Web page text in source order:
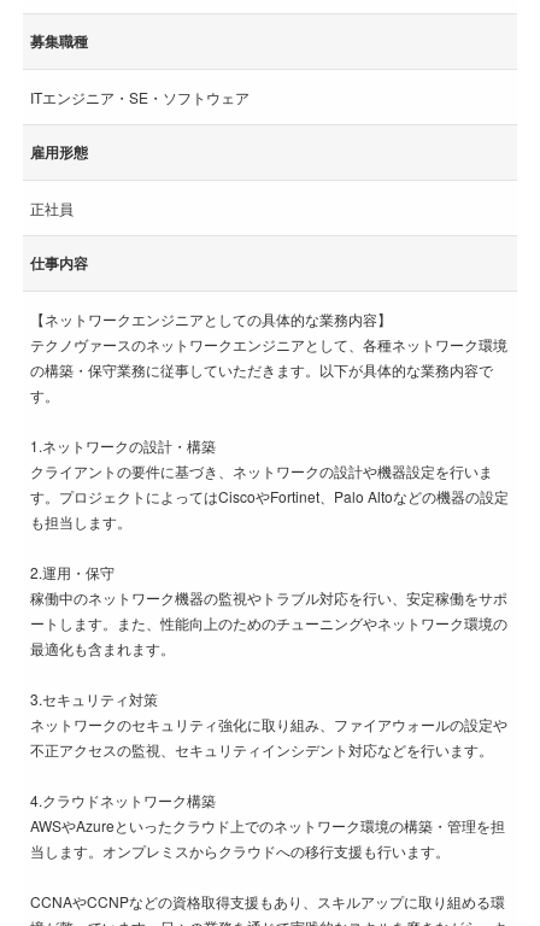
募集職種
ITエンジニア・SE・ソフトウェア
雇用形態
正社員
仕事内容
【ネットワークエンジニアとしての具体的な業務内容】
テクノヴァースのネットワークエンジニアとして、各種ネットワーク環境
の構築・保守業務に従事していただきます。以下が具体的な業務内容で
す。
1.ネットワークの設計・構築
クライアントの要件に基づき、ネットワークの設計や機器設定を行いま
す。プロジェクトによってはCiscoやFortinet、Palo Altoなどの機器の設定
も担当します。
2.運用・保守
稼働中のネットワーク機器の監視やトラブル対応を行い、安定稼働をサポ
ートします。また、性能向上のためのチューニングやネットワーク環境の
最適化も含まれます。
3.セキュリティ対策
ネットワークのセキュリティ強化に取り組み、ファイアウォールの設定や
不正アクセスの監視、セキュリティインシデント対応などを行います。
4.クラウドネットワーク構築
AWSやAzureといったクラウド上でのネットワーク環境の構築・管理を担
当します。オンプレミスからクラウドへの移行支援も行います。
CCNAやCCNPなどの資格取得支援もあり、スキルアップに取り組める環